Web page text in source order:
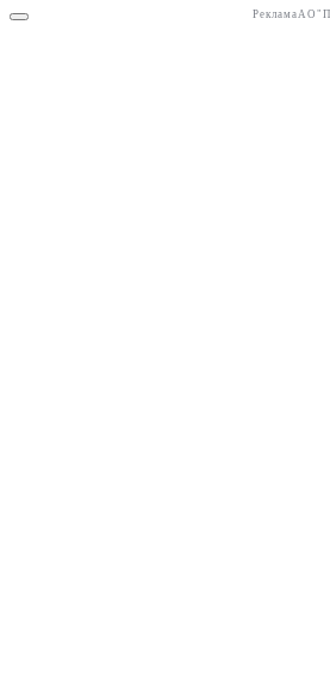
Реклама